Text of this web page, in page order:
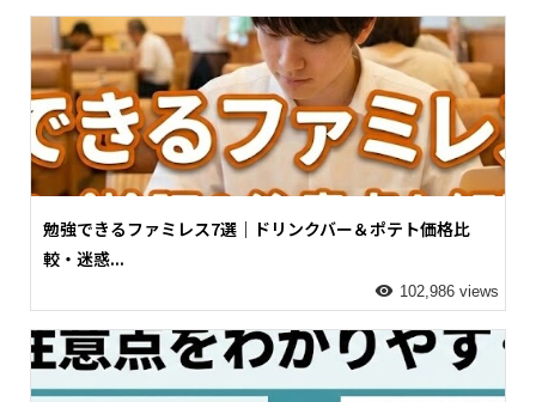
勉強できるファミレス7選｜ドリンクバー＆ポテト価格比
較・迷惑...
102,986 views